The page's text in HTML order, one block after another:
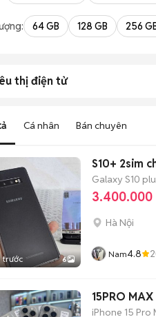
64 GB 128 GB 256
thị điện tử
Cá nhân Bán chuyên
trước 6
S10+ 2sim
Galaxy S10
3.400.000
Hà Nội
Nam4.8
15PRO
iPhone 15 Pro